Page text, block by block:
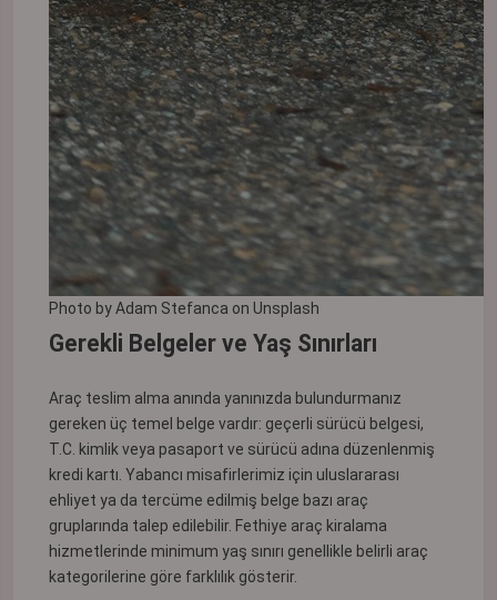
Photo byAdam Stefanca on Unsplash
Gerekli Belgeler ve Yaş Sınırları
Araç teslim alma anında yanınızda bulundurmanız
gereken üç temel belge vardır: geçerli sürücü belgesi,
T.C. kimlik veya pasaport ve sürücü adına düzenlenmiş
kredi kartı. Yabancı misafirlerimiz için uluslararası
ehliyet ya da tercüme edilmiş belge bazı araç
gruplarında talep edilebilir. Fethiye araç kiralama
hizmetlerinde minimum yaş sınırı genellikle belirli araç
kategorilerine göre farklılık gösterir.